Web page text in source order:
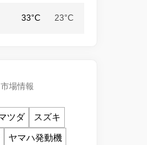
33°C 23°C
市場情報
ツダ
スズキ
ヤマハ発動機